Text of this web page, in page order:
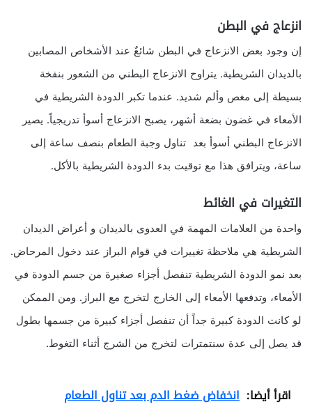
انزعاج في البطن
إن وجود بعض الانزعاج في البطن شائعٌ عند الأشخاص المصابين
بالديدان الشريطية. يتراوح الانزعاج البطني من الشعور بنفخة
بسيطة إلى مغص وألم شديد. عندما تكبر الدودة الشريطية في
الأمعاء في غضون بضعة أشهر، يصبح الانزعاج أسوأ تدريجياً. يصير
الانزعاج البطني أسوأ بعد تناول وجبة الطعام بنصف ساعة إلى
ساعة، ويترافق هذا مع توقيت بدء الدودة الشريطية بالأكل.
التغيرات في الغائط
واحدة من العلامات المهمة في العدوى بالديدان و أعراض الديدان
الشريطية هي ملاحظة تغييرات في قوام البراز عند دخول المرحاض.
بعد نمو الدودة الشريطية تنفصل أجزاء صغيرة من جسم الدودة في
الأمعاء، وتدفعها الأمعاء إلى الخارج لتخرج مع البراز. ومن الممكن
لو كانت الدودة كبيرة جداً أن تنفصل أجزاء كبيرة من جسمها بطول
قد يصل إلى عدة سنتمترات لتخرج من الشرج أثناء التغوط.
اقرأ أيضا: انخفاض ضغط الدم بعد تناول الطعام